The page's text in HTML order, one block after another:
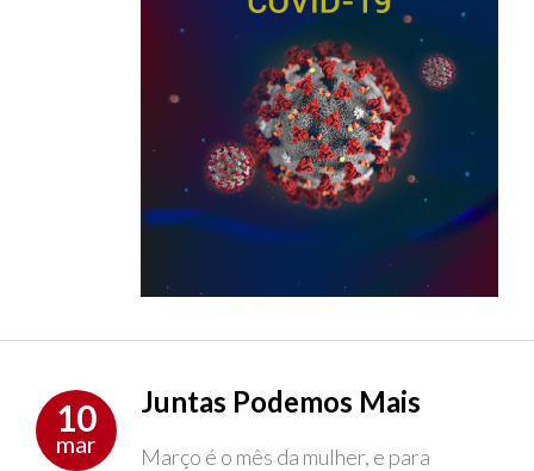
10
mar
Juntas Podemos Mais
Março é o mês da mulher, e para